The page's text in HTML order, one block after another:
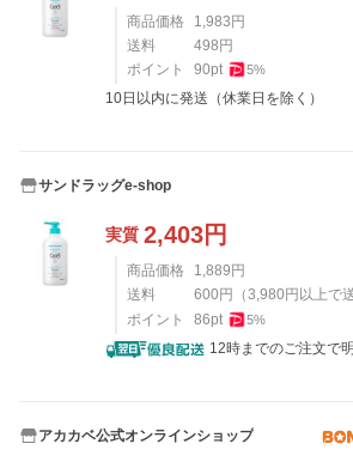
商品価格 1,983円
送料
498円
ポイント
90pt 5%
10日以内に発送（休業日を除く）
サンドラッグe-shop
実質 2,403円
商品価格 1,889円
送料
600円 （3,980円以上で
ポイント
86pt 5%
12時までのご注文で
アカカベ公式オンラインショップ